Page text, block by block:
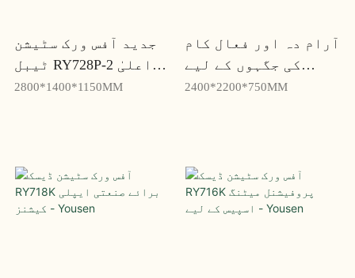
جدید آفس ورک سٹیشن
ٹیبل RY728P-2 اعلیٰ
درجے کے اور لگژری
2800*1400*1150MM
آرام دہ اور فعال کام
کی جگہوں کے لیے
کمپیکٹ آفس ورک
2400*2200*750MM